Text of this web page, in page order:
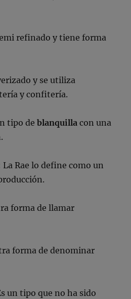
refinado y tiene forma
y se utiliza
y confitería.
tipo deblanquilla con una
La Rae lo define como un
forma de llamar
forma de denominar
un tipo que no ha sido